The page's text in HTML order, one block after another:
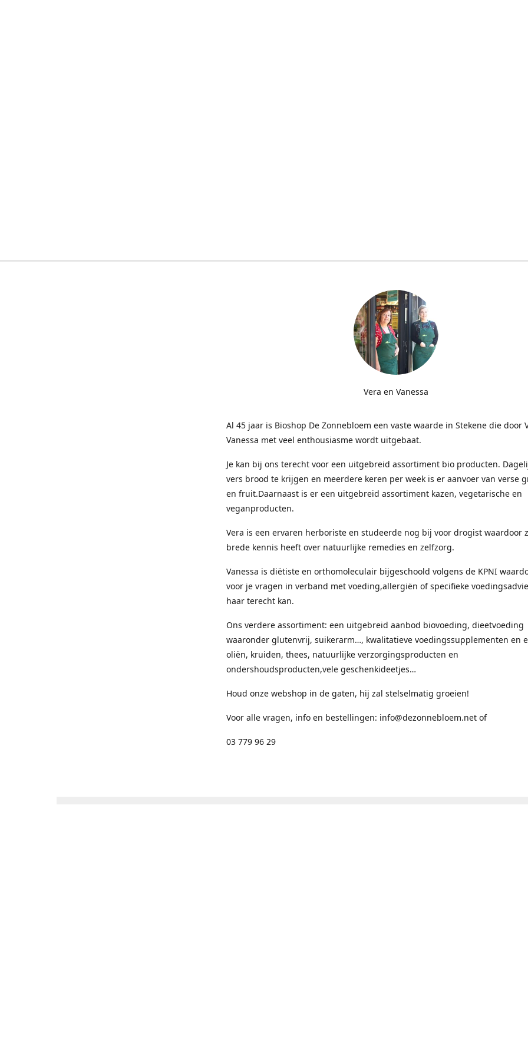
Vera en Vanessa
Al 45 jaar is Bioshop De Zonnebloem een vaste waarde in Stekene die door
Vanessa met veel enthousiasme wordt uitgebaat.
Je kan bij ons terecht voor een uitgebreid assortiment bio producten.
vers brood te krijgen en meerdere keren per week is er aanvoer van verse
en fruit.Daarnaast is er een uitgebreid assortiment kazen, vegetarische en
veganproducten.
Vera is een ervaren herboriste en studeerde nog bij voor drogist waardoor
brede kennis heeft over natuurlijke remedies en zelfzorg.
Vanessa is diëtiste en orthomoleculair bijgeschoold volgens de KPNI
voor je vragen in verband met voeding,allergiën of specifieke
haar terecht kan.
Ons verdere assortiment: een uitgebreid aanbod biovoeding, dieetvoeding
waaronder glutenvrij, suikerarm…, kwalitatieve voedingssupplementen en
oliën, kruiden, thees, natuurlijke verzorgingsproducten en
ondershoudsproducten,vele geschenkideetjes…
Houd onze webshop in de gaten, hij zal stelselmatig groeien!
Voor alle vragen, info en bestellingen: info@dezonnebloem.net of
03 779 96 29